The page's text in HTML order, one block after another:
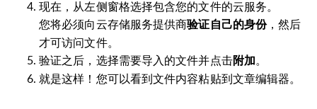
现在，从左侧窗格选择包含您的文件的云服务。
您将必须向云存储服务提供商验证自己的身份，然后
才可访问文件。
验证之后，选择需要导入的文件并点击附加。
就是这样！您可以看到文件内容粘贴到文章编辑器。